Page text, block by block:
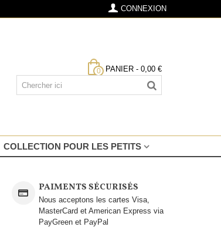
CONNEXION
0 PANIER - 0,00 €
COLLECTION POUR LES PETITS
PAIMENTS SÉCURISÉS
Nous acceptons les cartes Visa,
MasterCard et American Express via
PayGreen et PayPal